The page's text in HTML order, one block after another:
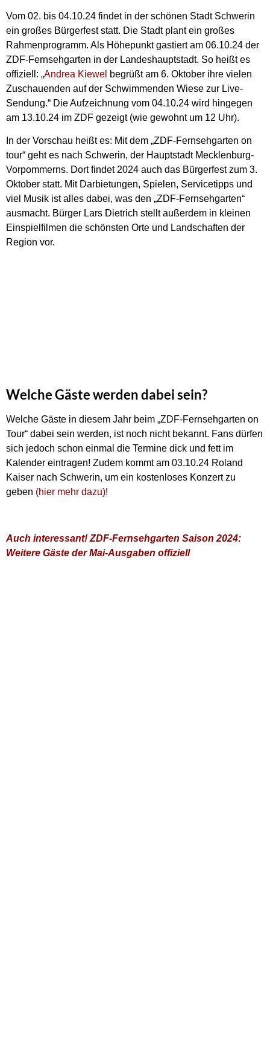
Vom 02. bis 04.10.24 findet in der schönen Stadt Schwerin
ein großes Bürgerfest statt. Die Stadt plant ein großes
Rahmenprogramm. Als Höhepunkt gastiert am 06.10.24 der
ZDF-Fernsehgarten in der Landeshauptstadt. So heißt es
offiziell: „Andrea Kiewel begrüßt am 6. Oktober ihre vielen
Zuschauenden auf der Schwimmenden Wiese zur Live-
Sendung.“ Die Aufzeichnung vom 04.10.24 wird hingegen
am 13.10.24 im ZDF gezeigt (wie gewohnt um 12 Uhr).
In der Vorschau heißt es: Mit dem „ZDF-Fernsehgarten on
tour“ geht es nach Schwerin, der Hauptstadt Mecklenburg-
Vorpommerns. Dort findet 2024 auch das Bürgerfest zum 3.
Oktober statt. Mit Darbietungen, Spielen, Servicetipps und
viel Musik ist alles dabei, was den „ZDF-Fernsehgarten“
ausmacht. Bürger Lars Dietrich stellt außerdem in kleinen
Einspielfilmen die schönsten Orte und Landschaften der
Region vor.
Welche Gäste werden dabei sein?
Welche Gäste in diesem Jahr beim „ZDF-Fernsehgarten on
Tour“ dabei sein werden, ist noch nicht bekannt. Fans dürfen
sich jedoch schon einmal die Termine dick und fett im
Kalender eintragen! Zudem kommt am 03.10.24 Roland
Kaiser nach Schwerin, um ein kostenloses Konzert zu
geben (hier mehr dazu)!
Auch interessant! ZDF-Fernsehgarten Saison 2024:
Weitere Gäste der Mai-Ausgaben offiziell